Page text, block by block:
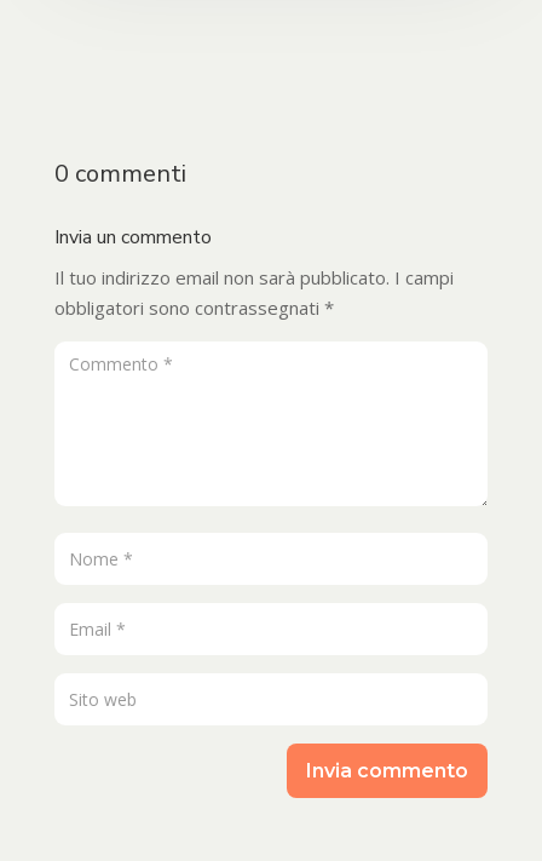
0 commenti
Invia un commento
Il tuo indirizzo email non sarà pubblicato. I campi
obbligatori sono contrassegnati *
Invia commento